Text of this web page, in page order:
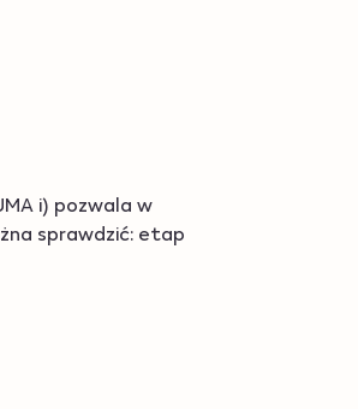
i) pozwala w
sprawdzić: etap